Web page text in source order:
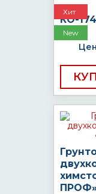
Хит
New
КО-174